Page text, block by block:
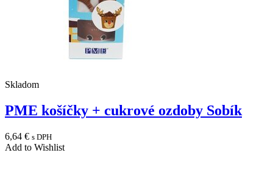
Skladom
PME košíčky + cukrové ozdoby Sobík
6,64 € s DPH
Add to Wishlist